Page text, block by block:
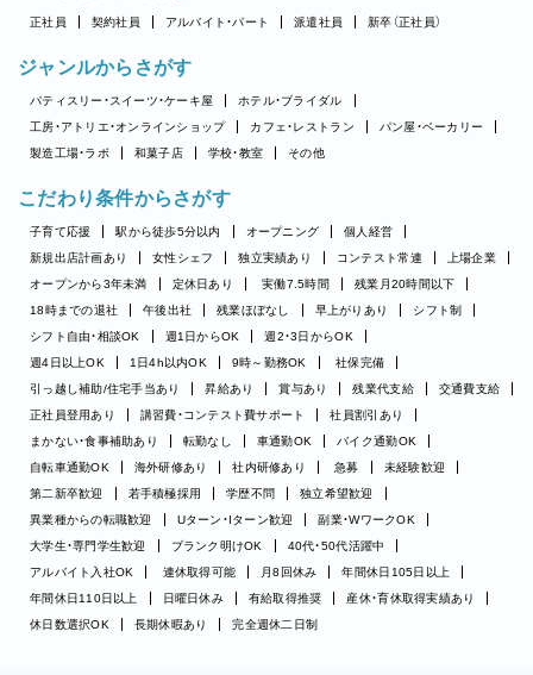
正社員 契約社員 アルバイト・パート 派遣社員 新卒（正社員）
ジャンルからさがす
パティスリー・スイーツ・ケーキ屋
ホテル・ブライダル
工房・アトリエ・オンラインショップ
カフェ・レストラン
パン屋・ベーカリー
製造工場・ラボ
和菓子店 学校・教室 その他
こだわり条件からさがす
子育て応援 駅から徒歩5分以内 オープニング
個人経営
新規出店計画あり
女性シェフ 独立実績あり コンテスト常連
上場企業
オープンから3年未満
定休日あり 実働7.5時間
残業月20時間以下
18時までの退社
午後出社 残業ほぼなし 早上がりあり
シフト制
シフト自由・相談OK
週1日からOK
週2・3日からOK
週4日以上OK
1日4h以内OK 9時～勤務OK
社保完備
引っ越し補助/住宅手当あり
昇給あり 賞与あり 残業代支給
交通費支給
正社員登用あり
講習費・コンテスト費サポート
社員割引あり
まかない・食事補助あり
転勤なし 車通勤OK
バイク通勤OK
自転車通勤OK
海外研修あり 社内研修あり 急募
未経験歓迎
第二新卒歓迎
若手積極採用 学歴不問
独立希望歓迎
異業種からの転職歓迎
Uターン・Iターン歓迎
副業・WワークOK
大学生・専門学生歓迎
ブランク明けOK
40代・50代活躍中
アルバイト入社OK
連休取得可能 月8回休み
年間休日105日以上
年間休日110日以上
日曜日休み 有給取得推奨
産休・育休取得実績あり
休日数選択OK
長期休暇あり 完全週休二日制